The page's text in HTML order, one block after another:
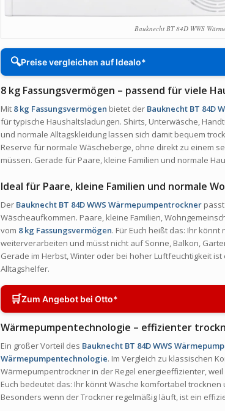
Bauknecht BT 84D WWS
🔍Preise vergleichen auf Idealo*
8 kg Fassungsvermögen – passend für viele
Mit 8 kg Fassungsvermögen bietet der Bauknecht BT 84D
für typische Haushaltsladungen. Shirts, Unterwäsche,
und normale Alltagskleidung lassen sich damit bequem
Reserve für normale Wäscheberge, ohne direkt zu einem
müssen. Gerade für Paare, kleine Familien und normale
Ideal für Paare, kleine Familien und normale
Der Bauknecht BT 84D WWS Wärmepumpentrockner
Wäscheaufkommen. Paare, kleine Familien,
vom 8 kg Fassungsvermögen. Für Euch heißt das: Ihr
weiterverarbeiten und müsst nicht auf Sonne, Balkon,
Gerade im Herbst, Winter oder bei hoher Luftfeuchtigkeit
Alltagshelfer.
🛒Zum Angebot bei Otto*
Wärmepumpentechnologie – effizienter
Ein großer Vorteil des Bauknecht BT 84D WWS
Wärmepumpentechnologie. Im Vergleich zu klassischen
Wärmepumpentrockner in der Regel energieeffizienter,
Euch bedeutet das: Ihr könnt Wäsche komfortabel
Besonders wenn der Trockner regelmäßig läuft, ist ein